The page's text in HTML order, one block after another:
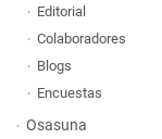
Editorial
Colaboradores
Blogs
Encuestas
Osasuna